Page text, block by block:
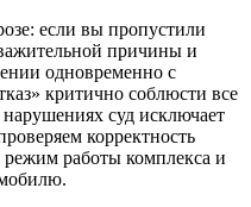
если вы пропустили
причины и
одновременно с
критично соблюсти все
суд исключает
корректность
работы комплекса и